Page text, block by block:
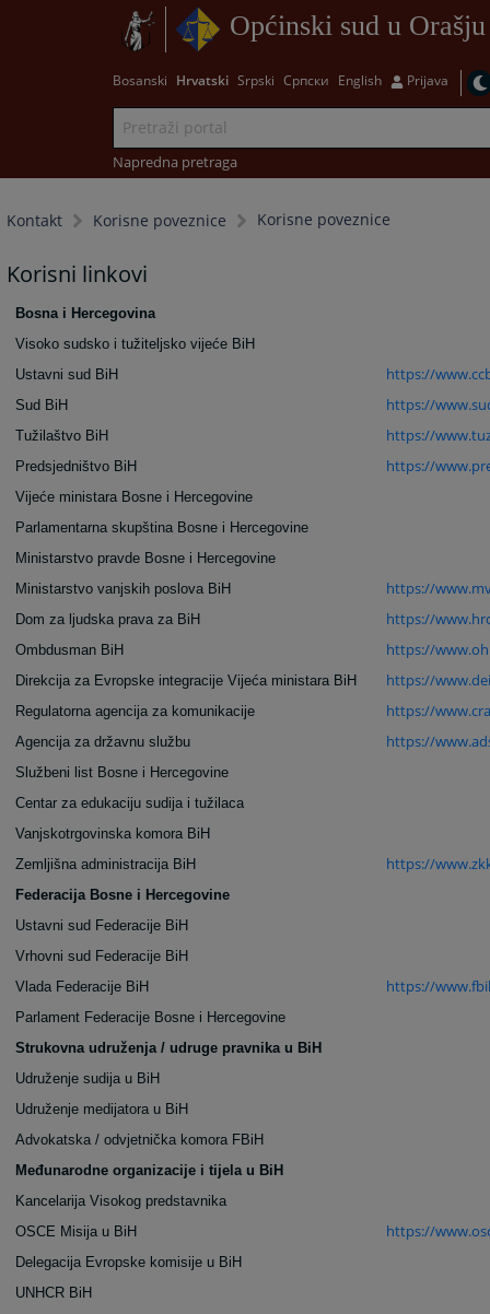
Općinski sud u Orašju
Bosanski Hrvatski Srpski Српски English Prijava
Napredna pretraga
Kontakt Korisne poveznice Korisne poveznice
Korisni linkovi
Bosna i Hercegovina
Visoko sudsko i tužiteljsko vijeće BiH
Ustavni sud BiH
https://
Sud BiH https://
Tužilaštvo BiH https://
Predsjedništvo BiH https://
Vijeće ministara Bosne i Hercegovine
Parlamentarna skupština Bosne i Hercegovine
Ministarstvo pravde Bosne i Hercegovine
Ministarstvo vanjskih poslova BiH
https://
Dom za ljudska prava za BiH https://
Ombdusman BiH https://
Direkcija za Evropske integracije Vijeća ministara BiH https://
Regulatorna agencija za komunikacije https://
Agencija za državnu službu https://
Službeni list Bosne i Hercegovine
Centar za edukaciju sudija i tužilaca
Vanjskotrgovinska komora BiH
Zemljišna administracija BiH
https://
Federacija Bosne i Hercegovine
Ustavni sud Federacije BiH
Vrhovni sud Federacije BiH
Vlada Federacije BiH
https://
Parlament Federacije Bosne i Hercegovine
Strukovna udruženja / udruge pravnika u BiH
Udruženje sudija u BiH
Udruženje medijatora u BiH
Advokatska / odvjetnička komora FBiH
Međunarodne organizacije i tijela u BiH
Kancelarija Visokog predstavnika
OSCE Misija u BiH
https://
Delegacija Evropske komisije u BiH
UNHCR BiH